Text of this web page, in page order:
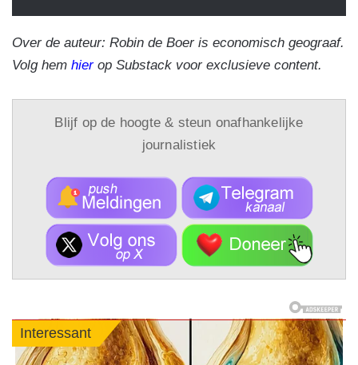
Over de auteur: Robin de Boer is economisch geograaf.
Volg hem hierop Substack voor exclusieve content.
Blijf op de hoogte & steun onafhankelijke
journalistiek
Interessant